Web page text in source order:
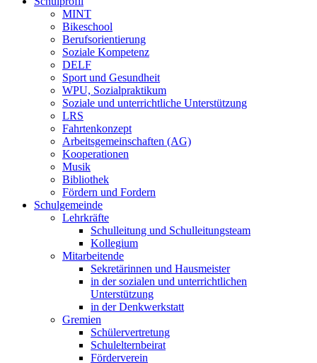
MINT
Bikeschool
Berufsorientierung
Soziale Kompetenz
DELF
Sport und Gesundheit
WPU, Sozialpraktikum
Soziale und unterrichtliche Unterstützung
LRS
Fahrtenkonzept
Arbeitsgemeinschaften (AG)
Kooperationen
Musik
Bibliothek
Fördern und Fordern
Schulgemeinde
Lehrkräfte
Schulleitung und Schulleitungsteam
Kollegium
Mitarbeitende
Sekretärinnen und Hausmeister
in der sozialen und unterrichtlichen
Unterstützung
in der Denkwerkstatt
Gremien
Schülervertretung
Schulelternbeirat
Förderverein